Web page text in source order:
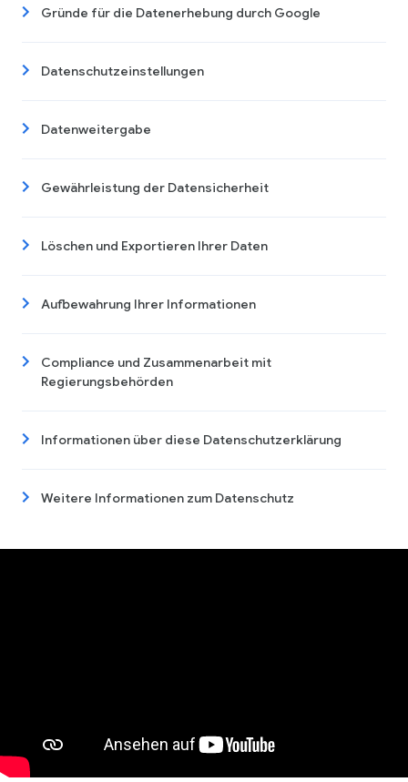
Gründe für die Datenerhebung durch Google
Datenschutzeinstellungen
Datenweitergabe
Gewährleistung der Datensicherheit
Löschen und Exportieren Ihrer Daten
Aufbewahrung Ihrer Informationen
Compliance und Zusammenarbeit mit
Regierungsbehörden
Informationen über diese Datenschutzerklärung
Weitere Informationen zum Datenschutz